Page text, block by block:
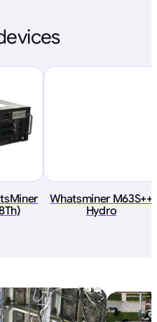
Whatsminer M63S++
Hydro